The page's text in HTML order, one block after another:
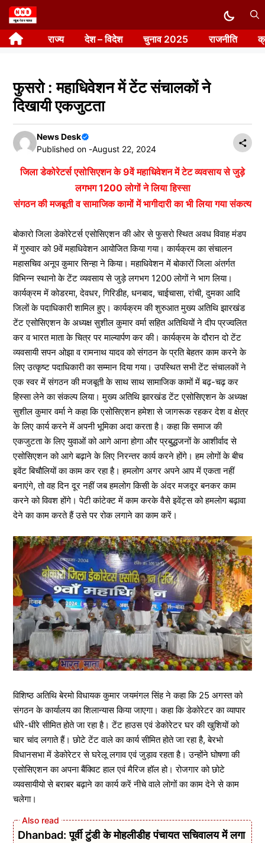
Skip
to
content राज्य देश – विदेश चुनाव 2025 राजनीति
फुसरो : महाधिवेशन में टेंट संचालकों ने
दिखायी एकजुटता
News Desk
Published on -August 22, 2024
जिला डेकोरेटर्स एसोसिएशन के 9वें महाधिवेशन में टेट व्यवसाय से जुड़े
लगभग 1200 लोगों ने लिया हिस्सा
संगठन की मजबूती व सामाजिक कामों में भागीदारी का भी लिया गया संकत्य
बोकारो जिला डेकोरेटर्स एसोसिएशन की ओर से फुसरो स्थित अवध विवाह मंडप
में गुरुवार को 9वें महाधिवेशन आयोजित किया गया। कार्यक्रम का संचालन
महासचिव अनूप कुमार सिन्हा ने किया। महाधिवेशन में बोकारों जिला अंतर्गत
विभिन्न स्थानो के टेंट व्यवसाय से जुड़े लगभग 1200 लोगों ने भाग लिया।
कार्यक्रम में कोडरमा, देवधर, गिरिडीह, धनबाद, चाईचासा, रांची, दुमका आदि
जिलों के पदाधिकारी शामिल हुए। कार्यक्रम की शुरुआत मुख्य अतिथि झारखंड
टेंट एसोसिएशन के अध्यक्ष सुशील कुमार वर्मा सहित अतिथियों ने दीप प्रज्वलित
कर व भारत माता के चित्र पर माल्यार्पण कर की। कार्यक्रम के दौरान दो टेंट
व्यवसायी सपन ओझा व रामनाथ यादव को संगठन के प्रति बेहतर काम करने के
लिए उत्कृष्ट पदाधिकारी का सम्मान दिया गया। उपस्थित सभी टेंट संचालकों ने
एक स्वर में संगठन की मजबूती के साथ साथ सामाजिक कामों में बढ़-चढ़ कर
हिस्सा लेने का संकल्प लिया। मुख्य अतिथि झारखंड टेंट एसोसिएशन के अध्यक्ष
सुशील कुमार वर्मा ने कहा कि एसोसिएशन हमेशा से जागरूक रहकर देश व क्षेत्र
के लिए कार्य करने में अपनी भूमिका अदा करता है। कहा कि समाज की
एकजुटता के लिए युवाओं को आगे आना होगा और प्रबुद्धजनों के आशीर्वाद से
एसोसिएशन को आगे बढ़ाने के लिए निरन्तर कार्य करने होंगे। हम लोगों के बीच
इवेंट बिचौलियों का काम कर रहा है। हमलोग अगर अपने आप में एकता नहीं
बनाएंगे, तो वह दिन दूर नहीं जब हमलोग किसी के अंदर मजदूर बनकर काम
करने को विवश होंगे। पेटी कांटेक्ट में काम करके वैसे इवेंट्स को हमलोग बढ़ावा
देने का काम करते हैं उसे पर रोक लगाने का काम करें।
विशिष्ठ अतिथि बेरमो विधायक कुमार जयमंगल सिंह ने कहा कि 25 अगस्त को
संगठन के कार्यालय का शिलान्यास किया जाएगा। कहा कि डेकोरेटर का व्यापार
धीरे-धीरे सीमित होते जा रहा है। टेंट हाउस एवं डेकोरेटर घर की खुशियों को
चार चांद लगाते हैं। छोटे टेंट वाले का कार्य सीमित होते जा रहा है, बेरभो
विधानसभा में डेकोरेटर से घरेलू लगाव एवं जुड़ाव रहता है। उन्होंने घोषणा की
एसोसिएशन का अपना बैंक्विट हाल एवं मैरिज हॉल हो। रोजगार को छोटे
व्यवसायीयो से बराबर बढ़ाने का कार्य करें नीचे वाले लोगों का काम देने से काम
चलेगा।
Dhanbad: पूर्वी टुंडी के मोहलीडीह पंचायत सचिवालय में लगा